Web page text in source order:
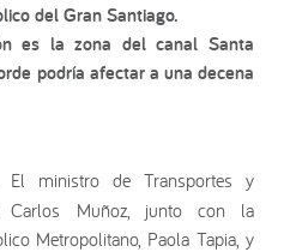
del Gran Santiago.
es la zona del canal Santa
podría afectar a una decena
El ministro de Transportes y
Carlos Muñoz, junto con la
Metropolitano, Paola Tapia, y